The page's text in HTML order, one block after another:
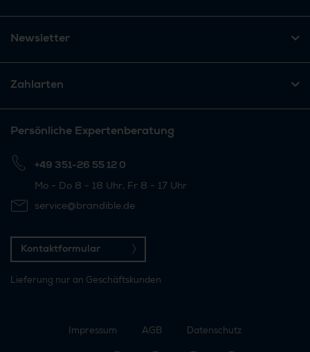
Newsletter
Zahlarten
Persönliche Expertenberatung
+49 351-26 55 12 0
Mo - Do 8 - 18 Uhr, Fr 8 - 17 Uhr
service@brandible.de
Kontaktformular
Lieferung nur an Geschäftskunden
Impressum AGB Datenschutz